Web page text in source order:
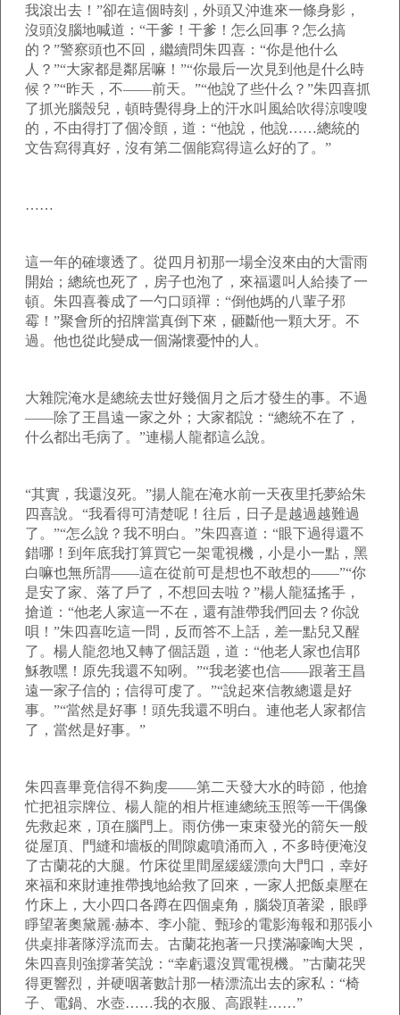
我滾出去！”卻在這個時刻，外頭又沖進來一條身影，
沒頭沒腦地喊道：“干爹！干爹！怎么回事？怎么搞
的？”警察頭也不回，繼續問朱四喜：“你是他什么
人？”“大家都是鄰居嘛！”“你最后一次見到他是什么時
候？”“昨天，不——前天。”“他說了些什么？”朱四喜抓
了抓光腦殼兒，頓時覺得身上的汗水叫風給吹得涼嗖嗖
的，不由得打了個冷顫，道：“他說，他說……總統的
文告寫得真好，沒有第二個能寫得這么好的了。”
……
這一年的確壞透了。從四月初那一場全沒來由的大雷雨
開始；總統也死了，房子也泡了，來福還叫人給揍了一
頓。朱四喜養成了一勺口頭禪：“倒他媽的八輩子邪
霉！”聚會所的招牌當真倒下來，砸斷他一顆大牙。不
過。他也從此變成一個滿懷憂忡的人。
大雜院淹水是總統去世好幾個月之后才發生的事。不過
——除了王昌遠一家之外；大家都說：“總統不在了，
什么都出毛病了。”連楊人龍都這么說。
“其實，我還沒死。”揚人龍在淹水前一天夜里托夢給朱
四喜說。“我看得可清楚呢！往后，日子是越過越難過
了。”“怎么說？我不明白。”朱四喜道：“眼下過得還不
錯哪！到年底我打算買它一架電視機，小是小一點，黑
白嘛也無所謂——這在從前可是想也不敢想的——”“你
是安了家、落了戶了，不想回去啦？”楊人龍猛搖手，
搶道：“他老人家這一不在，還有誰帶我們回去？你說
唄！”朱四喜吃這一問，反而答不上話，差一點兒又醒
了。楊人龍忽地又轉了個話題，道：“他老人家也信耶
穌教嘿！原先我還不知咧。”“我老婆也信——跟著王昌
遠一家子信的；信得可虔了。”“說起來信教總還是好
事。”“當然是好事！頭先我還不明白。連他老人家都信
了，當然是好事。”
朱四喜畢竟信得不夠虔——第二天發大水的時節，他搶
忙把祖宗牌位、楊人龍的相片框連總統玉照等一干偶像
先救起來，頂在腦門上。雨仿佛一束束發光的箭矢一般
從屋頂、門縫和墻板的間隙處噴涌而入，不多時便淹沒
了古蘭花的大腿。竹床從里間屋緩緩漂向大門口，幸好
來福和來財連推帶拽地給救了回來，一家人把飯桌壓在
竹床上，大小四口各蹲在四個桌角，腦袋頂著梁，眼睜
睜望著奧黛麗·赫本、李小龍、甄珍的電影海報和那張小
供桌排著隊浮流而去。古蘭花抱著一只撲滿嚎啕大哭，
朱四喜則強撐著笑說：“幸虧還沒買電視機。”古蘭花哭
得更響烈，并硬咽著數計那一樁漂流出去的家私：“椅
子、電鍋、水壺……我的衣服、高跟鞋……”